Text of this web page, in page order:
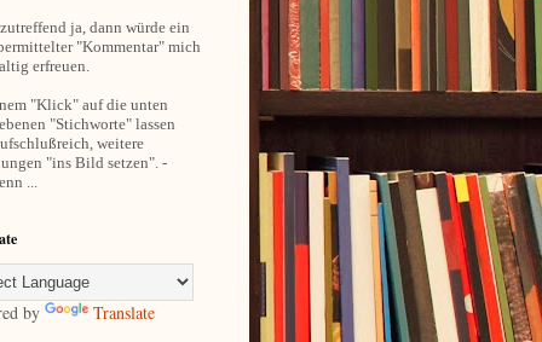
ja, dann würde ein
"Kommentar" mich
erfreuen.
"Klick" auf die unten
"Stichworte" lassen
weitere
"ins Bild setzen". -
...
by Translate